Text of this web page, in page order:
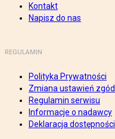
Kontakt
Napisz do nas
REGULAMIN
Polityka Prywatności
Zmiana ustawień zgód
Regulamin serwisu
Informacje o nadawcy
Deklaracja dostępności